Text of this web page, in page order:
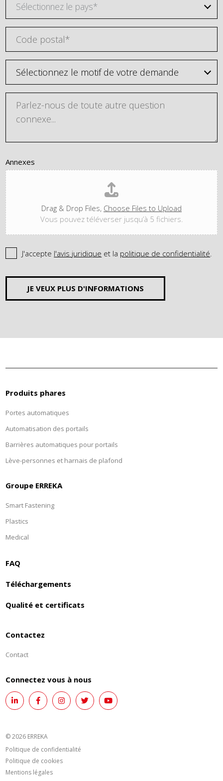
Sélectionnez le pays*
Annexes
Drag & Drop Files, Choose Files to Upload
Vous pouvez téléverser jusqu’à 5 fichiers.
J'accepte l'avis juridique et la politique de confidentialité.
JE VEUX PLUS D'INFORMATIONS
Produits phares
Portes automatiques
Automatisation des portails
Barrières automatiques pour portails
Lève-personnes et harnais de plafond
Groupe ERREKA
Smart Fastening
Plastics
Medical
FAQ
Téléchargements
Qualité et certificats
Contactez
Contact
Connectez vous à nous
© 2026 ERREKA
Politique de confidentialité
Politique de cookies
Mentions légales